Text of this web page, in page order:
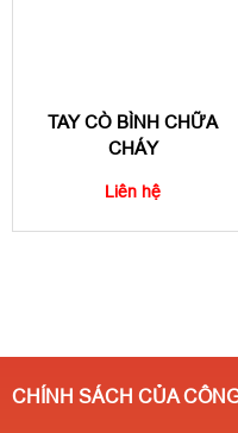
TAY CÒ BÌNH CHỮA
CHÁY
Liên hệ
CHÍNH SÁCH CỦA